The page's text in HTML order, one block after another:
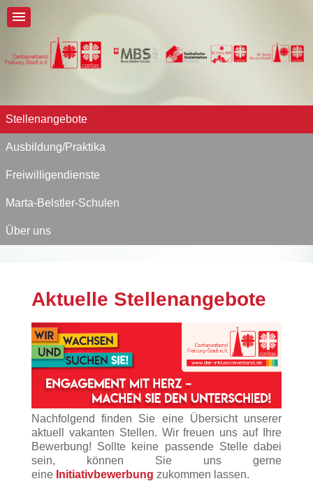
Stellenangebote
Ausbildung/Praktika
Freiwilligendienste
Marta-Belstler-Schulen
Über uns
Aktuelle Stellenangebote
Nachfolgend finden Sie eine Übersicht unserer
aktuell vakanten Stellen. Wir freuen uns auf Ihre
Bewerbung! Sollte keine passende Stelle dabei
sein, können Sie uns gerne
eine Initiativbewerbung zukommen lassen.